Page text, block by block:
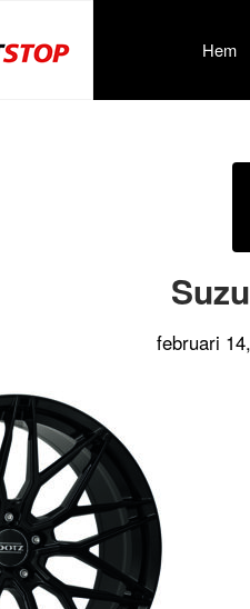
Hem
februari